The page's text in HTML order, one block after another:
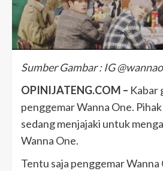
Sumber Gambar : IG
OPINIJATENG.COM – Kabar
penggemar Wanna One.
sedang menjajaki untuk
Wanna One.
Tentu saja penggemar